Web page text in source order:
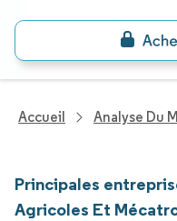
Accueil Analyse Du
Principales
Agricoles Et